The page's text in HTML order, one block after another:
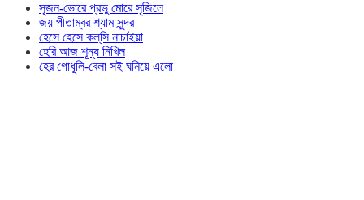
সৃজন-ভোরে প্রভু মোরে সৃজিলে
জয় পীতাম্বর শ্যাম সুন্দর
হেসে হেসে কল্‌সি নাচাইয়া
হেরি আজ শূন্য নিখিল
হের গোধূলি-বেলা সই ঘনিয়ে এলো